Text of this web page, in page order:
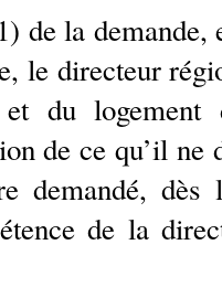
de la demande,
le directeur
et du
de ce qu’il ne
demandé,
de la